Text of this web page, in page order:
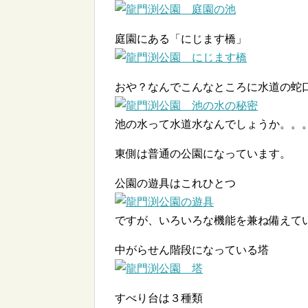
庭園にある「にじます橋」
おや？なんでこんなところに水道の蛇
池の水って水道水なんでしょうか。。。
東側は普通の公園になっています。
公園の遊具はこれひとつ
ですが、いろいろな機能を兼ね備えて
中がらせん階段になっている塔
すべり台は３種類